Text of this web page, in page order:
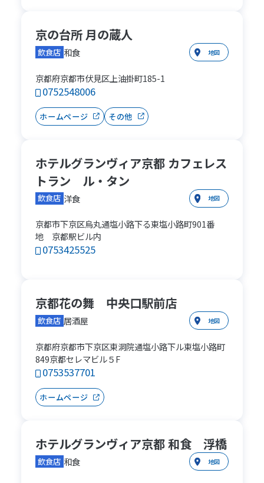
京の台所 月の蔵人
飲食店 和食 地図
京都府京都市伏見区上油掛町185-1
0752548006
ホームページ その他
ホテルグランヴィア京都 カフェレス
トラン ル・タン
飲食店 洋食 地図
京都市下京区烏丸通塩小路下る東塩小路町901番
地 京都駅ビル内
0753425525
京都花の舞 中央口駅前店
飲食店 居酒屋 地図
京都府京都市下京区東洞院通塩小路下ル東塩小路町
849京都セレマビル５F
0753537701
ホームページ
ホテルグランヴィア京都 和食 浮橋
飲食店 和食 地図